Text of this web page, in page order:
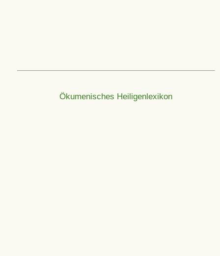
Ökumenisches Heiligenlexikon